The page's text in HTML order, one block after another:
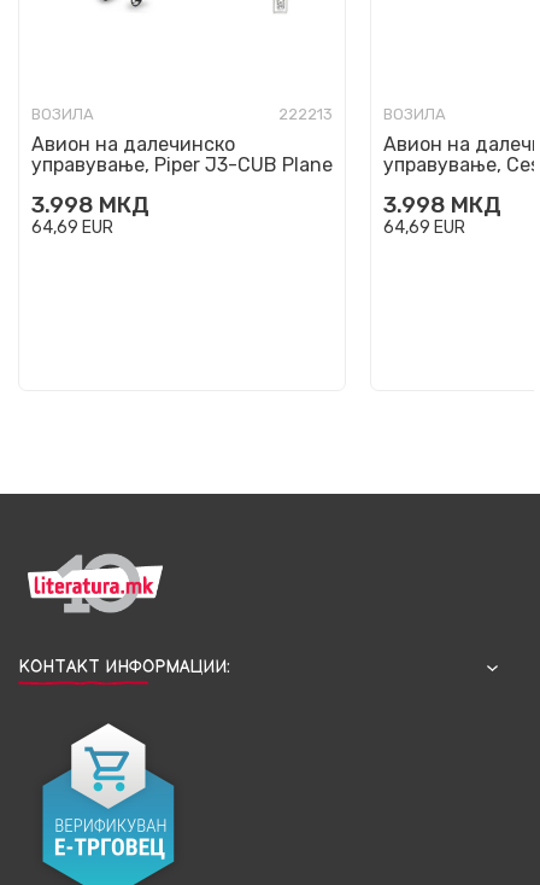
ВОЗИЛА 222213
Авион на далечинско
управување, Piper J3-CUB Plane
3.998 МКД
64,69 EUR
ВОЗИЛА
Авион на
управување,
3.998 МКД
64,69 EUR
КОНТАКТ ИНФОРМАЦИИ: